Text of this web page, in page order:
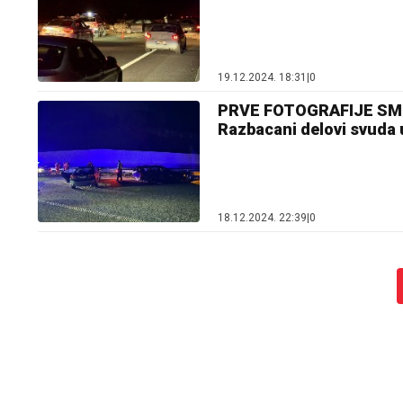
19.12.2024. 18:31 |0
PRVE FOTOGRAFIJE
Razbacani delovi svuda
18.12.2024. 22:39|0